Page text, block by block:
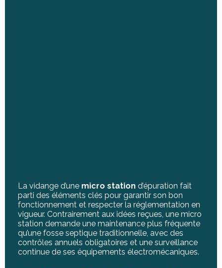
La vidange d’une micro station d’épuration fait
parti des éléments clés pour garantir son bon
fonctionnement et respecter la réglementation en
vigueur. Contrairement aux idées reçues, une micro
station demande une maintenance plus fréquente
qu’une fosse septique traditionnelle, avec des
contrôles annuels obligatoires et une surveillance
continue de ses équipements électromécaniques.